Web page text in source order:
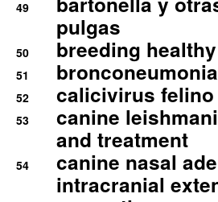
49
pulgas
50 breeding
51
52 calicivirus
53
canine
and treatment
54
canine nasal
intracranial